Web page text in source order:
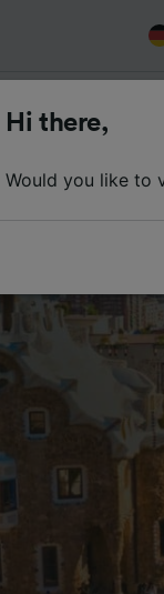
Hi there,
Would you like to